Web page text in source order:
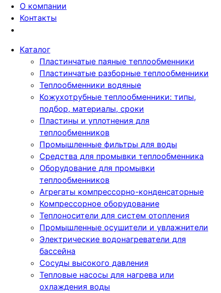
О компании
Контакты
Каталог
Пластинчатые паяные теплообменники
Пластинчатые разборные теплообменники
Теплообменники водяные
Кожухотрубные теплообменники: типы,
подбор, материалы, сроки
Пластины и уплотнения для
теплообменников
Промышленные фильтры для воды
Средства для промывки теплообменника
Оборудование для промывки
теплообменников
Агрегаты компрессорно-конденсаторные
Компрессорное оборудование
Теплоносители для систем отопления
Промышленные осушители и увлажнители
Электрические водонагреватели для
бассейна
Сосуды высокого давления
Тепловые насосы для нагрева или
охлаждения воды